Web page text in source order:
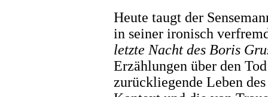
Heute taugt der
in seiner ironisch
letzte Nacht des Boris
Erzählungen über den
zurückliegende Leben